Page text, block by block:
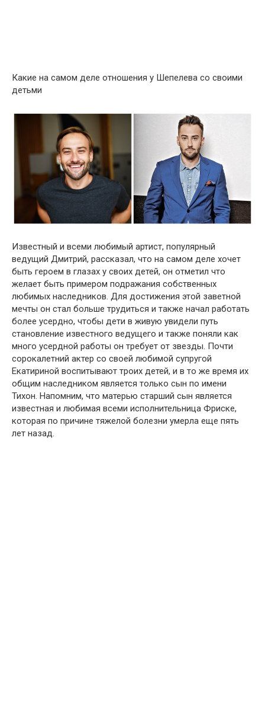
Какие на самом деле отношения у Шепелева со своими
детьми
Известный и всеми любимый артист, популярный
ведущий Дмитрий, рассказал, что на самом деле хочет
быть героем в глазах у своих детей, он отметил что
желает быть примером подражания собственных
любимых наследников. Для достижения этой заветной
мечты он стал больше трудиться и также начал работать
более усердно, чтобы дети в живую увидели путь
становление известного ведущего и также поняли как
много усердной работы он требует от звезды. Почти
сорокалетний актер со своей любимой супругой
Екатириной воспитывают троих детей, и в то же время их
общим наследником является только сын по имени
Тихон. Напомним, что матерью старший сын является
известная и любимая всеми исполнительница Фриске,
которая по причине тяжелой болeзни умeрла еще пять
лет назад.